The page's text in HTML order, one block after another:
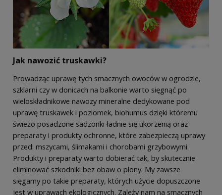
Jak nawozić truskawki?
Prowadząc uprawę tych smacznych owoców w ogrodzie,
szklarni czy w donicach na balkonie warto sięgnąć po
wieloskładnikowe nawozy mineralne dedykowane pod
uprawę truskawek i poziomek, biohumus dzięki któremu
świeżo posadzone sadzonki ładnie się ukorzenią oraz
preparaty i produkty ochronne, które zabezpieczą uprawy
przed: mszycami, ślimakami i chorobami grzybowymi.
Produkty i preparaty warto dobierać tak, by skutecznie
eliminować szkodniki bez obaw o plony. My zawsze
sięgamy po takie preparaty, których użycie dopuszczone
jest w uprawach ekologicznych. Zależy nam na smacznych